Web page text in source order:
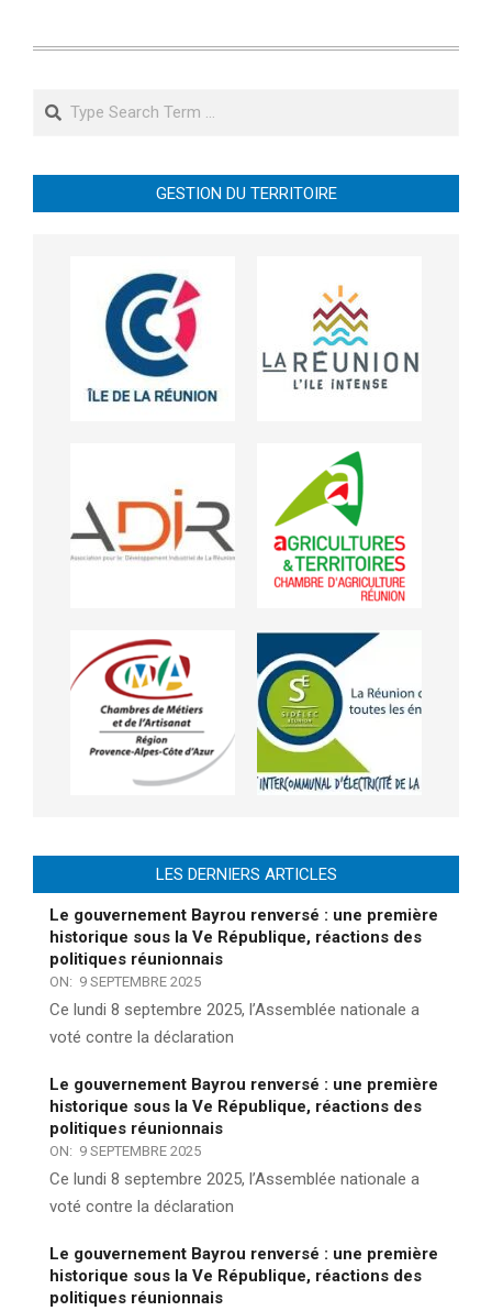
Search
GESTION DU TERRITOIRE
LES DERNIERS ARTICLES
Le gouvernement Bayrou renversé : une première
historique sous la Ve République, réactions des
politiques réunionnais
ON: 9 SEPTEMBRE 2025
Ce lundi 8 septembre 2025, l’Assemblée nationale a
voté contre la déclaration
Le gouvernement Bayrou renversé : une première
historique sous la Ve République, réactions des
politiques réunionnais
ON: 9 SEPTEMBRE 2025
Ce lundi 8 septembre 2025, l’Assemblée nationale a
voté contre la déclaration
Le gouvernement Bayrou renversé : une première
historique sous la Ve République, réactions des
politiques réunionnais